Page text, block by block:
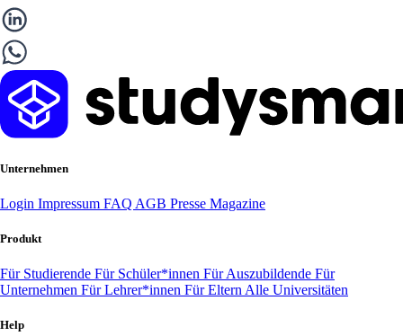
Unternehmen
Login Impressum FAQ AGB Presse Magazine
Produkt
Für Studierende Für Schüler*innen Für Auszubildende Für
Unternehmen Für Lehrer*innen Für Eltern Alle Universitäten
Help